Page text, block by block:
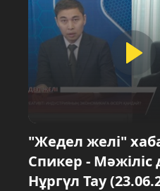
"Жедел желі"
Спикер - Мәжіліс
Нұргүл Тау